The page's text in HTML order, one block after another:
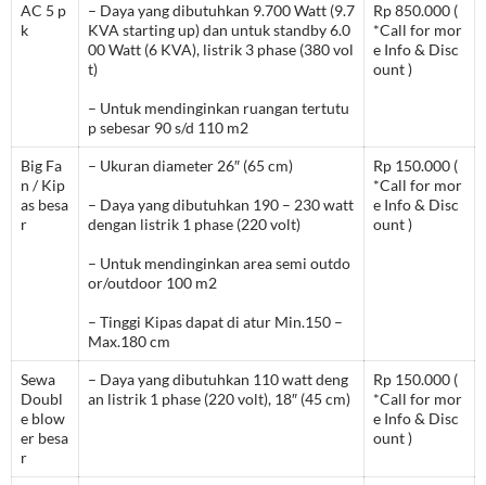
AC 5 p
k
– Daya yang dibutuhkan 9.700 Watt (9.7
KVA starting up) dan untuk standby 6.0
00 Watt (6 KVA), listrik 3 phase (380 vol
t)
– Untuk mendinginkan ruangan tertutu
p sebesar 90 s/d 110 m2
Rp 850.000 (
*Call for mor
e Info & Disc
ount )
Big Fa
n / Kip
as besa
r
– Ukuran diameter 26″ (65 cm)
– Daya yang dibutuhkan 190 – 230 watt
dengan listrik 1 phase (220 volt)
– Untuk mendinginkan area semi outdo
or/outdoor 100 m2
– Tinggi Kipas dapat di atur Min.150 –
Max.180 cm
Rp 150.000 (
*Call for mor
e Info & Disc
ount )
Sewa
Doubl
e blow
er besa
r
– Daya yang dibutuhkan 110 watt deng
an listrik 1 phase (220 volt), 18″ (45 cm)
Rp 150.000 (
*Call for mor
e Info & Disc
ount )